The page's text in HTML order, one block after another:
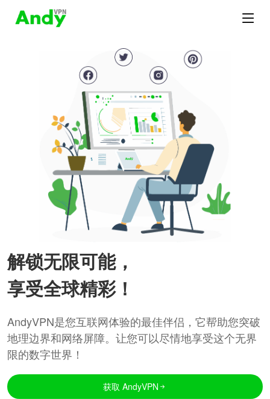
解锁无限可能，
享受全球精彩！
AndyVPN是您互联网体验的最佳伴侣，它帮助您突破
地理边界和网络屏障。让您可以尽情地享受这个无界
限的数字世界！
获取 AndyVPN